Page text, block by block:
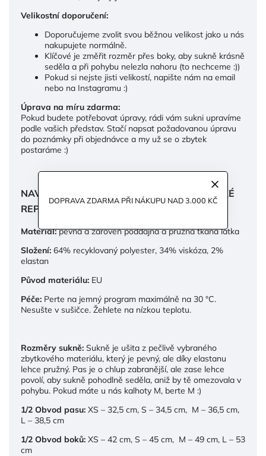
DOPRAVA ZDARMA PŘI NÁKUPU NAD 3.000 KČ
Velikostní doporučení:
Doporučujeme zvolit svou běžnou velikost jako u nás
nakupujete normálně.
Klíčové je změřit rozměr přes boky, aby sukně krásně
seděla a při pohybu nelezla nahoru (to nechceme :))
Pokud si nejste jisti velikostí, napište nám na email
nebo na Instagramu :)
Úprava na míru zdarma:
Pokud budete potřebovat úpravy, rádi vám sukni upravíme
podle vašich představ. Stačí napsat požadovanou úpravu
do poznámky při objednávce a my už se o zbytek
postaráme :)
NAVRŽENO A VYROBENO S LÁSKOU V ČESKÉ
REPUBLICE.
Materiál:pevná a zároveň poddajná a pružná tkaná látka
Složení: 64% recyklovaný polyester, 34% viskóza, 2%
elastan
Původ materiálu: EU
Péče: Perte na jemný program maximálně na 30 °C.
Nesušte v sušičce. Žehlete na nízkou teplotu.
Rozměry sukně: Sukně je ušita z pečlivě vybraného
zbytkového materiálu, který je pevný, ale díky elastanu
lehce pružný. Pas je o chlup zabranější, ale zase lehce
povolí, aby sukně pohodlně seděla, aniž by tě omezovala v
pohybu. Pokud máte u nás kalhoty M, berte M :)
1/2 Obvod pasu: XS – 32,5 cm, S – 34,5 cm, M – 36,5 cm,
L – 38,5 cm
1/2 Obvod boků: XS – 42 cm, S – 45 cm, M – 49 cm, L – 53
cm